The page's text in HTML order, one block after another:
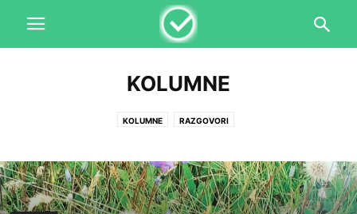
KOLUMNE
KOLUMNE RAZGOVORI